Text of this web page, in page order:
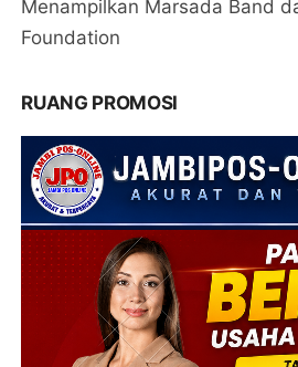
Menampilkan Marsada Band
Foundation
RUANG PROMOSI